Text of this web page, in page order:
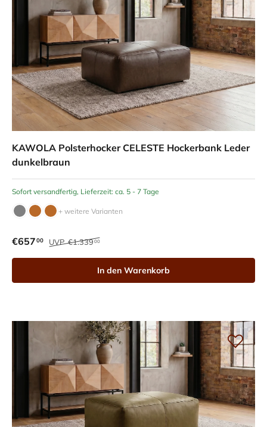
KAWOLA Polsterhocker CELESTE Hockerbank Leder
dunkelbraun
Sofort versandfertig, Lieferzeit: ca. 5 - 7 Tage
+ weitere Varianten
€65700 UVP€1.33900
In den Warenkorb